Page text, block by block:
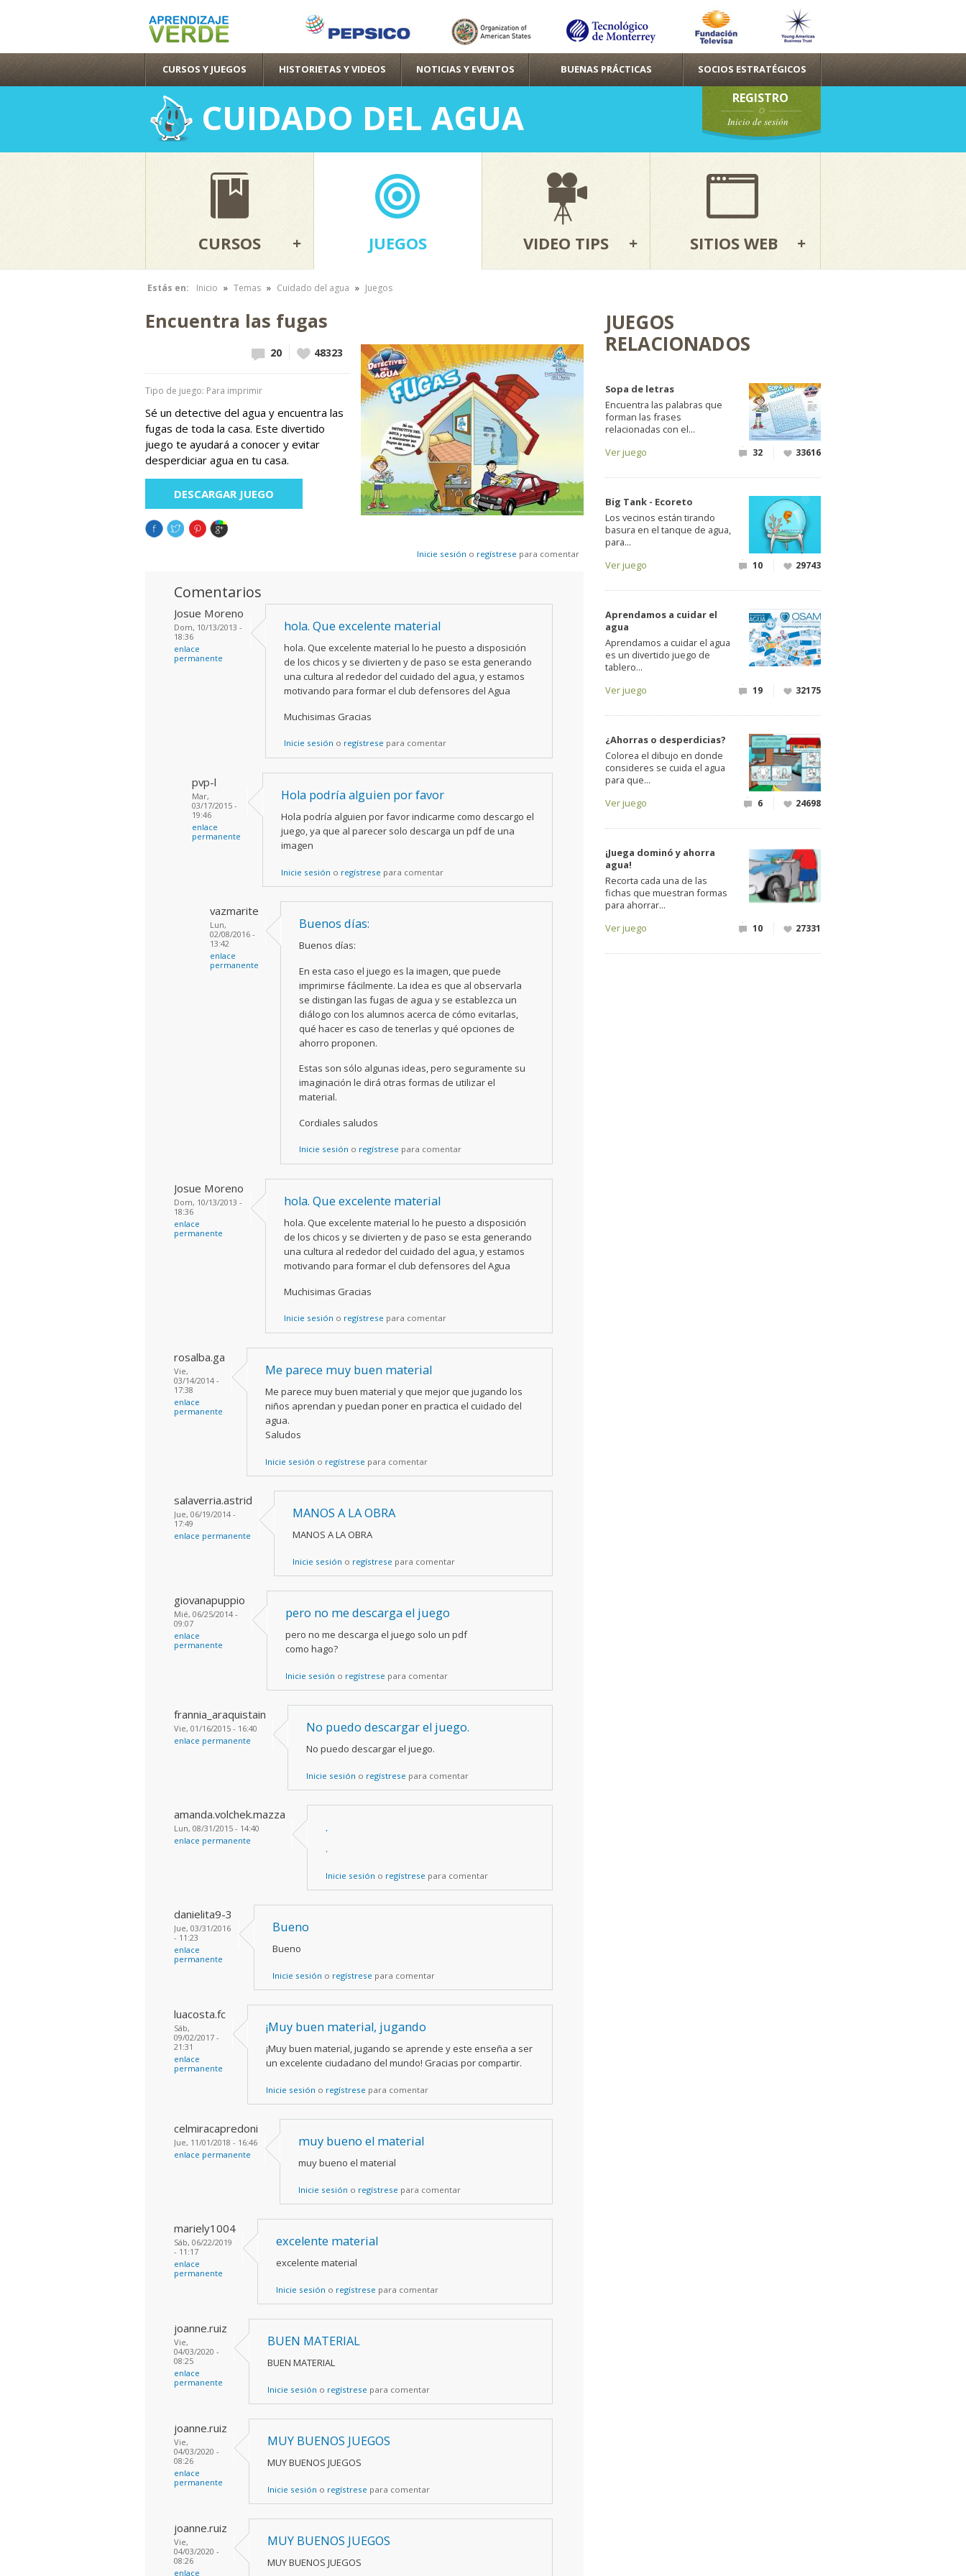
contenido
principal
CURSOS Y JUEGOS HISTORIETAS Y VIDEOS NOTICIAS Y EVENTOS BUENAS PRÁCTICAS SOCIOS ESTRATÉGICOS
REGISTRO
Inicio de sesión
CUIDADO DEL AGUA
CURSOS JUEGOS VIDEO TIPS SITIOS WEB
Estás en:
Se encuentra usted aquí
Inicio » Temas » Cuidado del agua » Juegos
Encuentra las fugas
48323
Vote up!
20
Tipo de juego: Para imprimir
Sé un detective del agua y encuentra las
fugas de toda la casa. Este divertido
juego te ayudará a conocer y evitar
desperdiciar agua en tu casa.
DESCARGAR JUEGO
Inicie sesión o regístrese para comentar
Comentarios
Josue Moreno
Dom, 10/13/2013 -
18:36
enlace
permanente
hola. Que excelente material
hola. Que excelente material lo he puesto a disposición
de los chicos y se divierten y de paso se esta generando
una cultura al rededor del cuidado del agua, y estamos
motivando para formar el club defensores del Agua
Muchisimas Gracias
Inicie sesión o regístrese para comentar
pvp-l
Mar,
03/17/2015 -
19:46
enlace
permanente
Hola podría alguien por favor
Hola podría alguien por favor indicarme como descargo el
juego, ya que al parecer solo descarga un pdf de una
imagen
Inicie sesión o regístrese para comentar
vazmarite
Lun,
02/08/2016 -
13:42
enlace
permanente
Buenos días:
Buenos días:
En esta caso el juego es la imagen, que puede
imprimirse fácilmente. La idea es que al observarla
se distingan las fugas de agua y se establezca un
diálogo con los alumnos acerca de cómo evitarlas,
qué hacer es caso de tenerlas y qué opciones de
ahorro proponen.
Estas son sólo algunas ideas, pero seguramente su
imaginación le dirá otras formas de utilizar el
material.
Cordiales saludos
Inicie sesión o regístrese para comentar
Josue Moreno
Dom, 10/13/2013 -
18:36
enlace
permanente
hola. Que excelente material
hola. Que excelente material lo he puesto a disposición
de los chicos y se divierten y de paso se esta generando
una cultura al rededor del cuidado del agua, y estamos
motivando para formar el club defensores del Agua
Muchisimas Gracias
Inicie sesión o regístrese para comentar
rosalba.ga
Vie,
03/14/2014 -
17:38
enlace
permanente
Me parece muy buen material
Me parece muy buen material y que mejor que jugando los
niños aprendan y puedan poner en practica el cuidado del
agua.
Saludos
Inicie sesión o regístrese para comentar
salaverria.astrid
Jue, 06/19/2014 -
17:49
enlace permanente
MANOS A LA OBRA
MANOS A LA OBRA
Inicie sesión o regístrese para comentar
giovanapuppio
Mié, 06/25/2014 -
09:07
enlace
permanente
pero no me descarga el juego
pero no me descarga el juego solo un pdf
como hago?
Inicie sesión o regístrese para comentar
frannia_araquistain
Vie, 01/16/2015 - 16:40
enlace permanente
No puedo descargar el juego.
No puedo descargar el juego.
Inicie sesión o regístrese para comentar
amanda.volchek.mazza
Lun, 08/31/2015 - 14:40
enlace permanente
.
.
Inicie sesión o regístrese para comentar
danielita9-3
Jue, 03/31/2016
- 11:23
enlace
permanente
Bueno
Bueno
Inicie sesión o regístrese para comentar
luacosta.fc
Sáb,
09/02/2017 -
21:31
enlace
permanente
¡Muy buen material, jugando
¡Muy buen material, jugando se aprende y este enseña a ser
un excelente ciudadano del mundo! Gracias por compartir.
Inicie sesión o regístrese para comentar
celmiracapredoni
Jue, 11/01/2018 - 16:46
enlace permanente
muy bueno el material
muy bueno el material
Inicie sesión o regístrese para comentar
mariely1004
Sáb, 06/22/2019
- 11:17
enlace
permanente
excelente material
excelente material
Inicie sesión o regístrese para comentar
joanne.ruiz
Vie,
04/03/2020 -
08:25
enlace
permanente
BUEN MATERIAL
BUEN MATERIAL
Inicie sesión o regístrese para comentar
joanne.ruiz
Vie,
04/03/2020 -
08:26
enlace
permanente
MUY BUENOS JUEGOS
MUY BUENOS JUEGOS
Inicie sesión o regístrese para comentar
joanne.ruiz
Vie,
04/03/2020 -
08:26
enlace
MUY BUENOS JUEGOS
MUY BUENOS JUEGOS
JUEGOS
RELACIONADOS
Sopa de letras
Encuentra las palabras que
forman las frases
relacionadas con el...
Ver juego
33616
32
Big Tank - Ecoreto
Los vecinos están tirando
basura en el tanque de agua,
para...
Ver juego
29743
10
Aprendamos a cuidar el
agua
Aprendamos a cuidar el agua
es un divertido juego de
tablero...
Ver juego
32175
19
¿Ahorras o desperdicias?
Colorea el dibujo en donde
consideres se cuida el agua
para que...
Ver juego
24698
6
¡Juega dominó y ahorra
agua!
Recorta cada una de las
fichas que muestran formas
para ahorrar...
Ver juego
27331
10